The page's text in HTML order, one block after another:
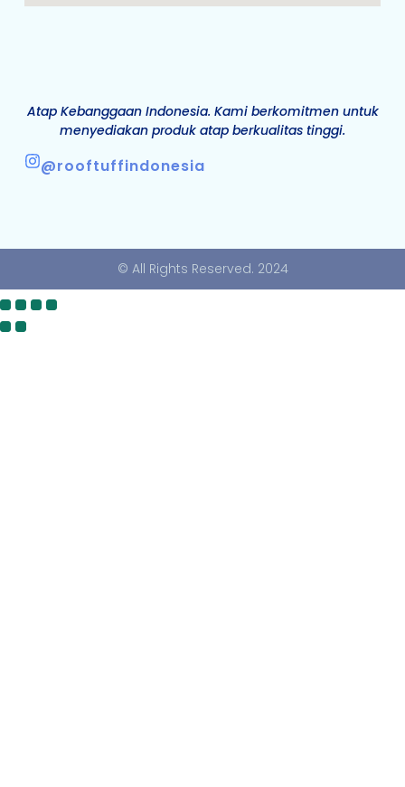
Atap Kebanggaan Indonesia. Kami berkomitmen untuk
menyediakan produk atap berkualitas tinggi.
@rooftuffindonesia
© All Rights Reserved. 2024